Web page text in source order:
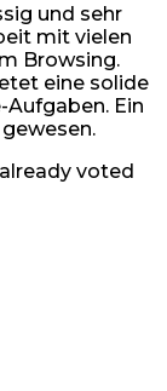
und sehr
mit vielen
Browsing.
eine solide
Ein
voted